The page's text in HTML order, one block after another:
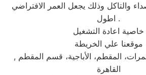
والتاكل وذلك يجعل العمر الافتراضي
اطول .
خاصية اعادة التشغيل
موقعنا علي الخريطة
المقطم، الأباجية، قسم المقطم ,
القاهرة